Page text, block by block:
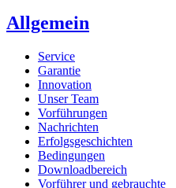
Allgemein
Service
Garantie
Innovation
Unser Team
Vorführungen
Nachrichten
Erfolgsgeschichten
Bedingungen
Downloadbereich
Vorführer und gebrauchte